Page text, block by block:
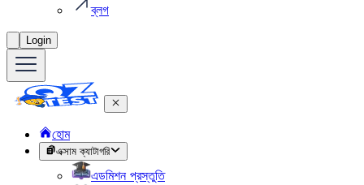
ব্লগ
Login
হোম
এক্সাম ক্যাটাগরি
এডমিশন প্রস্তুতি